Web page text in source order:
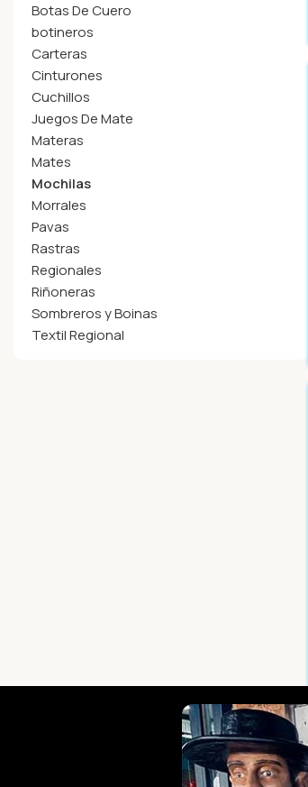
Botas De Cuero
botineros
Carteras
Cinturones
Cuchillos
Juegos De Mate
Materas
Mates
Mochilas
Morrales
Pavas
Rastras
Regionales
Riñoneras
Sombreros y Boinas
Textil Regional